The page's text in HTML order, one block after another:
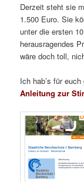
Derzeit steht sie
1.500 Euro. Sie
unter die ersten
herausragendes
wäre doch toll,
Ich hab’s für
Anleitung zur